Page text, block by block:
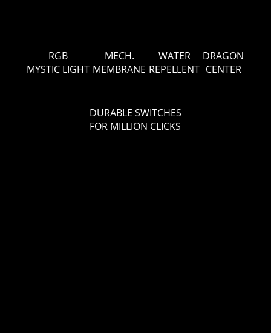
RGB
MYSTIC LIGHT
MECH.
MEMBRANE
WATER
REPELLENT
DRAGON
CENTER
DURABLE SWITCHES
FOR MILLION CLICKS